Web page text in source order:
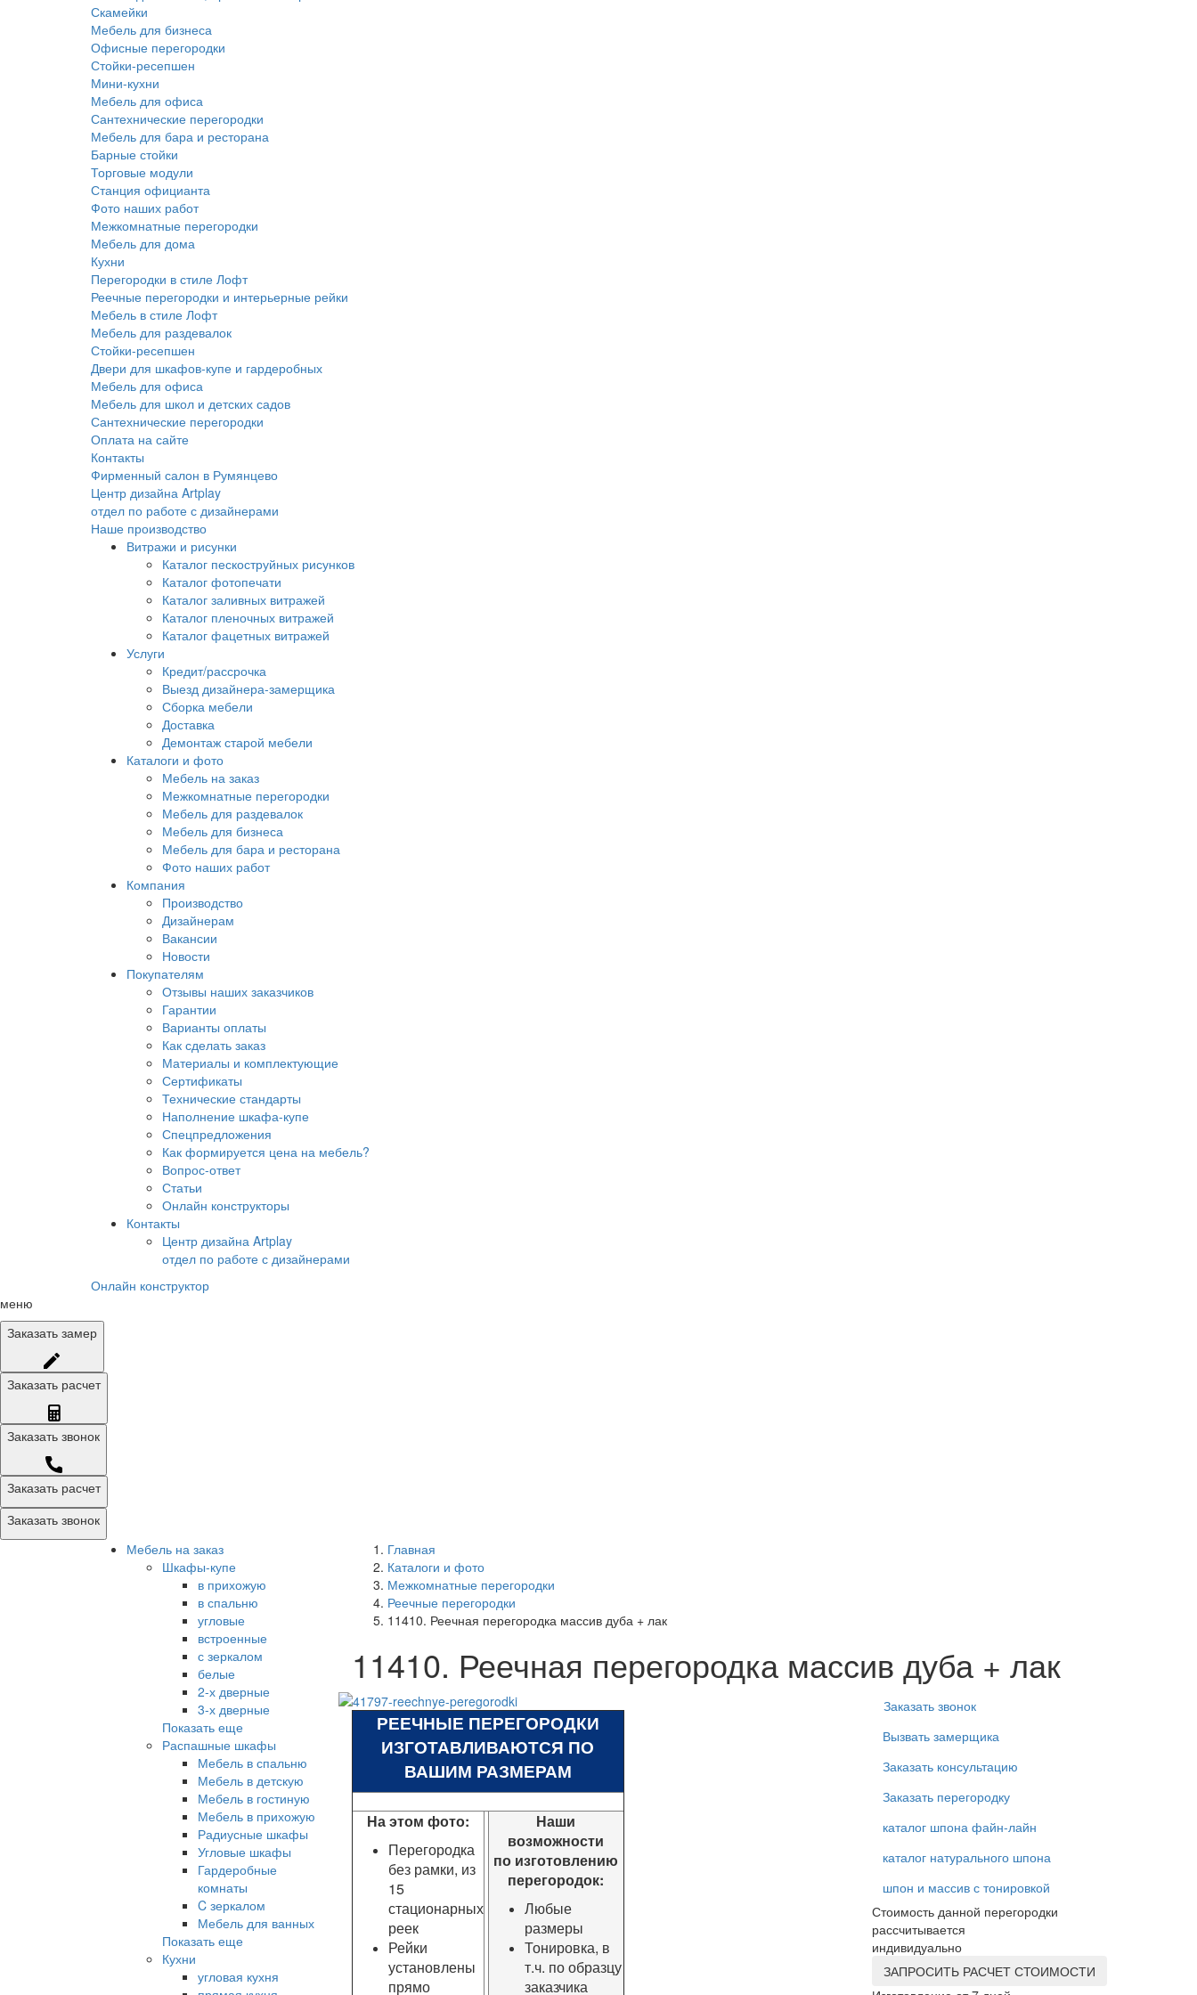
Скамейки
Мебель для бизнеса
Офисные перегородки
Стойки-ресепшен
Мини-кухни
Мебель для офиса
Сантехнические перегородки
Мебель для бара и ресторана
Барные стойки
Торговые модули
Станция официанта
Фото наших работ
Межкомнатные перегородки
Мебель для дома
Кухни
Перегородки в стиле Лофт
Реечные перегородки и интерьерные рейки
Мебель в стиле Лофт
Мебель для раздевалок
Стойки-ресепшен
Двери для шкафов-купе и гардеробных
Мебель для офиса
Мебель для школ и детских садов
Сантехнические перегородки
Оплата на сайте
Контакты
Фирменный салон в Румянцево
Центр дизайна Artplay
отдел по работе с дизайнерами
Наше производство
Витражи и рисунки
Каталог пескоструйных рисунков
Каталог фотопечати
Каталог заливных витражей
Каталог пленочных витражей
Каталог фацетных витражей
Услуги
Кредит/рассрочка
Выезд дизайнера-замерщика
Сборка мебели
Доставка
Демонтаж старой мебели
Каталоги и фото
Мебель на заказ
Межкомнатные перегородки
Мебель для раздевалок
Мебель для бизнеса
Мебель для бара и ресторана
Фото наших работ
Компания
Производство
Дизайнерам
Вакансии
Новости
Покупателям
Отзывы наших заказчиков
Гарантии
Варианты оплаты
Как сделать заказ
Материалы и комплектующие
Сертификаты
Технические стандарты
Наполнение шкафа-купе
Спецпредложения
Как формируется цена на мебель?
Вопрос-ответ
Статьи
Онлайн конструкторы
Контакты
Центр дизайна Artplay
отдел по работе с дизайнерами
Онлайн конструктор
меню
Заказать замер
Заказать расчет
Заказать звонок
Заказать расчет
Заказать звонок
Мебель на заказ
Шкафы-купе
в прихожую
в спальню
угловые
встроенные
с зеркалом
белые
2-х дверные
3-х дверные
Показать еще
Распашные шкафы
Мебель в спальню
Мебель в детскую
Мебель в гостиную
Мебель в прихожую
Радиусные шкафы
Угловые шкафы
Гардеробные
комнаты
C зеркалом
Мебель для ванных
Показать еще
Кухни
угловая кухня
Главная
Каталоги и фото
Межкомнатные перегородки
Реечные перегородки
11410. Реечная перегородка массив дуба + лак
11410. Реечная перегородка массив дуба + лак
РЕЕЧНЫЕ ПЕРЕГОРОДКИ
ИЗГОТАВЛИВАЮТСЯ ПО
ВАШИМ РАЗМЕРАМ
На этом фото:
Перегородка
без рамки, из
15
стационарных
реек
Рейки
установлены
прямо
Наши
возможности
по изготовлению
перегородок:
Любые
размеры
Тонировка, в
т.ч. по образцу
заказчика
Заказать звонок
Вызвать замерщика
Заказать консультацию
Заказать перегородку
каталог шпона файн-лайн
каталог натурального шпона
шпон и массив с тонировкой
Стоимость данной перегородки
рассчитывается
индивидуально
ЗАПРОСИТЬ РАСЧЕТ СТОИМОСТИ